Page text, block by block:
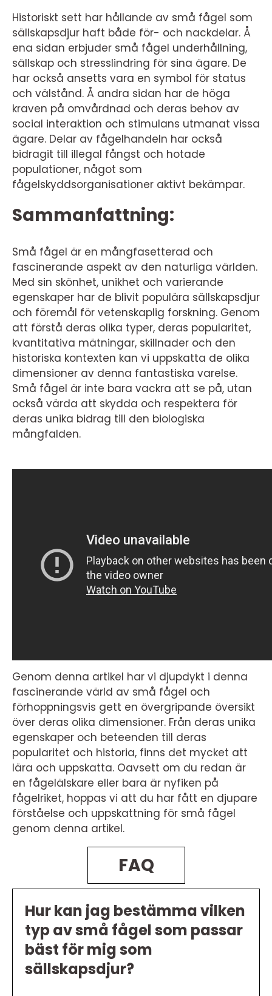
Historiskt sett har hållande av små fågel som
sällskapsdjur haft både för- och nackdelar. Å
ena sidan erbjuder små fågel underhållning,
sällskap och stresslindring för sina ägare. De
har också ansetts vara en symbol för status
och välstånd. Å andra sidan har de höga
kraven på omvårdnad och deras behov av
social interaktion och stimulans utmanat vissa
ägare. Delar av fågelhandeln har också
bidragit till illegal fångst och hotade
populationer, något som
fågelskyddsorganisationer aktivt bekämpar.
Sammanfattning:
Små fågel är en mångfasetterad och
fascinerande aspekt av den naturliga världen.
Med sin skönhet, unikhet och varierande
egenskaper har de blivit populära sällskapsdjur
och föremål för vetenskaplig forskning. Genom
att förstå deras olika typer, deras popularitet,
kvantitativa mätningar, skillnader och den
historiska kontexten kan vi uppskatta de olika
dimensioner av denna fantastiska varelse.
Små fågel är inte bara vackra att se på, utan
också värda att skydda och respektera för
deras unika bidrag till den biologiska
mångfalden.
Genom denna artikel har vi djupdykt i denna
fascinerande värld av små fågel och
förhoppningsvis gett en övergripande översikt
över deras olika dimensioner. Från deras unika
egenskaper och beteenden till deras
popularitet och historia, finns det mycket att
lära och uppskatta. Oavsett om du redan är
en fågelälskare eller bara är nyfiken på
fågelriket, hoppas vi att du har fått en djupare
förståelse och uppskattning för små fågel
genom denna artikel.
FAQ
Hur kan jag bestämma vilken
typ av små fågel som passar
bäst för mig som
sällskapsdjur?